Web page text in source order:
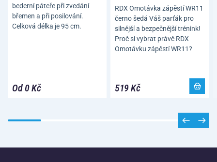
bederní páteře při zvedání
břemen a při posilování.
Celková délka je 95 cm.
Od 0 Kč
RDX Omotávka zápěstí WR11
černo šedá Váš parťák pro
silnější a bezpečnější trénink!
Proč si vybrat právě RDX
Omotávku zápěstí WR11?
519 Kč